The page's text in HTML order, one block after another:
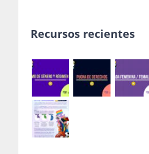
Recursos recientes